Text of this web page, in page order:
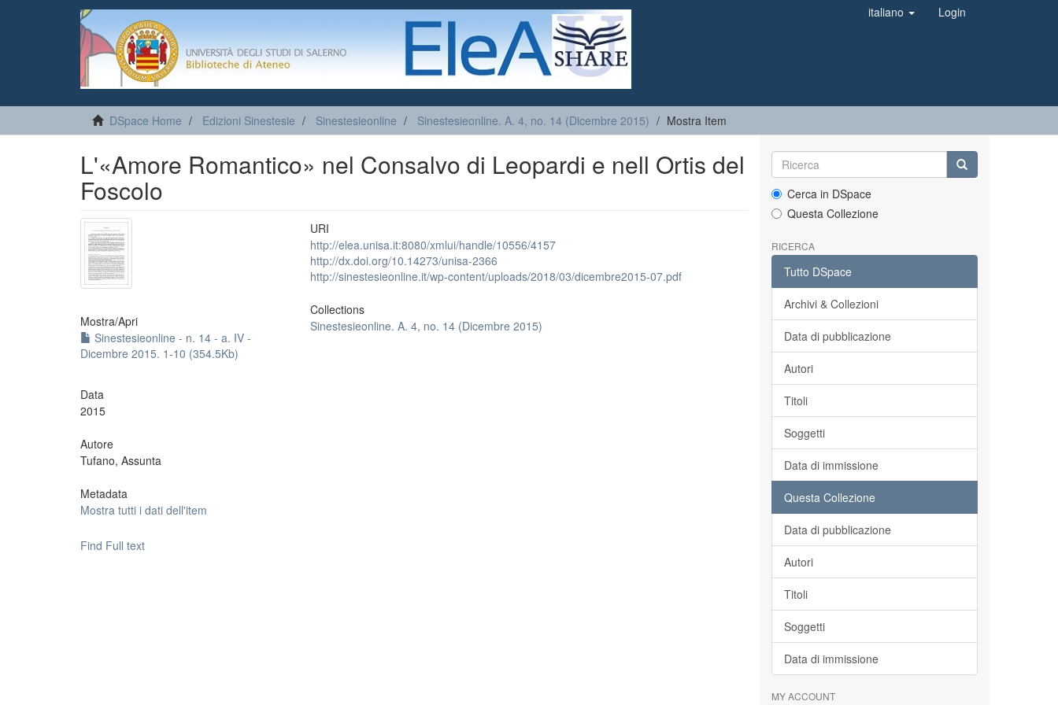
italiano Login
DSpace Home Edizioni Sinestesie Sinestesieonline Sinestesieonline. A. 4, no. 14 (Dicembre 2015) Mostra Item
L'«Amore Romantico» nel Consalvo di Leopardi e nell Ortis del
Foscolo
Mostra/Apri
Sinestesieonline - n. 14 - a. IV -
Dicembre 2015. 1-10 (354.5Kb)
Data
2015
Autore
Tufano, Assunta
Metadata
Mostra tutti i dati dell'item
URI
http://elea.unisa.it:8080/xmlui/handle/10556/4157
http://dx.doi.org/10.14273/unisa-2366
http://sinestesieonline.it/wp-content/uploads/2018/03/dicembre2015-07.pdf
Collections
Sinestesieonline. A. 4, no. 14 (Dicembre 2015)
Find Full text
Cerca in DSpace
Questa Collezione
RICERCA
Tutto DSpace
Archivi & Collezioni
Data di pubblicazione
Autori
Titoli
Soggetti
Data di immissione
Questa Collezione
Data di pubblicazione
Autori
Titoli
Soggetti
Data di immissione
MY ACCOUNT